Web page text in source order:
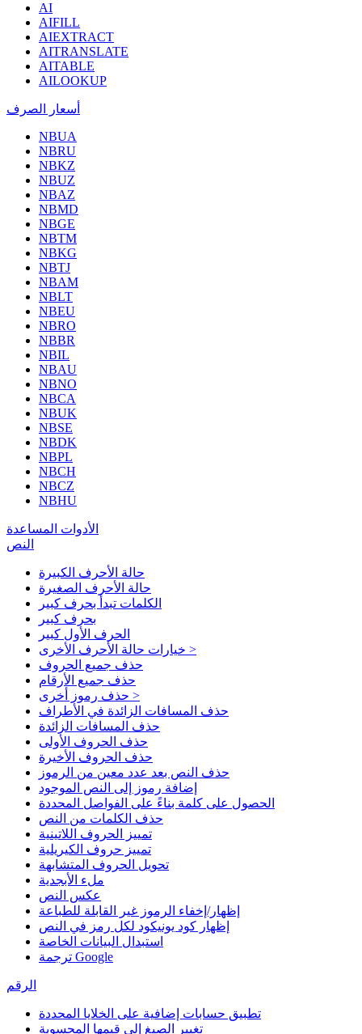
AI
AIFILL
AIEXTRACT
AITRANSLATE
AITABLE
AILOOKUP
أسعار الصرف
NBUA
NBRU
NBKZ
NBUZ
NBAZ
NBMD
NBGE
NBTM
NBKG
NBTJ
NBAM
NBLT
NBEU
NBRO
NBBR
NBIL
NBAU
NBNO
NBCA
NBUK
NBSE
NBDK
NBPL
NBCH
NBCZ
NBHU
الأدوات المساعدة
النص
حالة الأحرف الكبيرة
حالة الأحرف الصغيرة
الكلمات تبدأ بحرف كبير
بحرف كبير
الحرف الأول كبير
خيارات حالة الأحرف الأخرى >
حذف جميع الحروف
حذف جميع الأرقام
حذف رموز أخرى >
حذف المسافات الزائدة في الأطراف
حذف المسافات الزائدة
حذف الحروف الأولى
حذف الحروف الأخيرة
حذف النص بعد عدد معين من الرموز
إضافة رموز إلى النص الموجود
الحصول على كلمة بناءً على الفواصل المحددة
حذف الكلمات من النص
تمييز الحروف اللاتينية
تمييز حروف الكيريلية
تحويل الحروف المتشابهة
ملء الأبجدية
عكس النص
إظهار/إخفاء الرموز غير القابلة للطباعة
إظهار كود يونيكود لكل رمز في النص
استبدال البيانات الخاصة
ترجمة Google
الرقم
تطبيق حسابات إضافية على الخلايا المحددة
تغيير الصيغ إلى قيمها المحسوبة